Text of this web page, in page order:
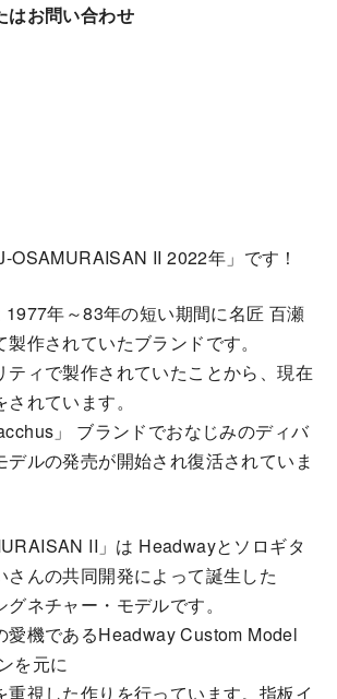
はお問い合わせ
OSAMURAISAN II 2022年」です！
1977年～83年の短い期間に名匠 百瀬
作されていたブランドです。
ティで製作されていたことから、現在
れています。
」 ブランドでおなじみのディバ
デルの発売が開始され復活されていま
II」は Headwayとソロギタ
さんの共同開発によって誕生した
ネチャー・モデルです。
愛機であるHeadway Custom Model
を元に
重視した作りを行っています。指板イ